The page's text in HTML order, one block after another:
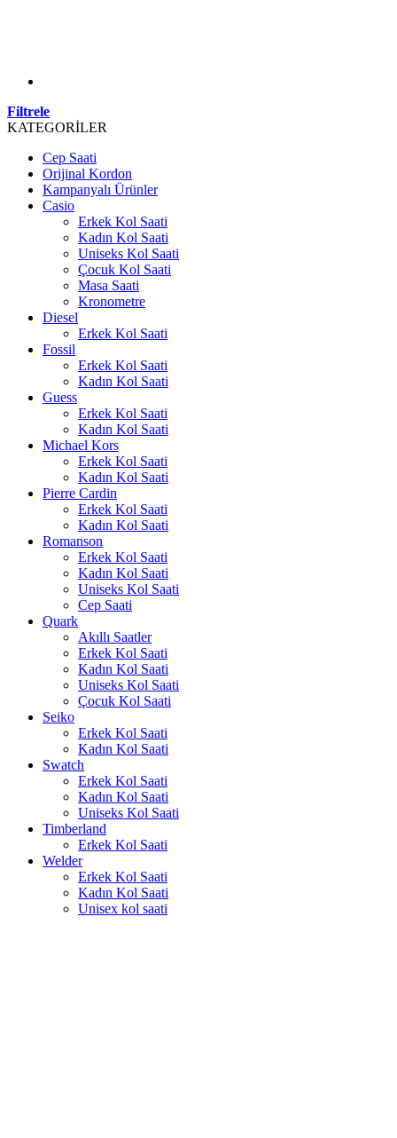
Filtrele
KATEGORİLER
Cep Saati
Orijinal Kordon
Kampanyalı Ürünler
Casio
Erkek Kol Saati
Kadın Kol Saati
Uniseks Kol Saati
Çocuk Kol Saati
Masa Saati
Kronometre
Diesel
Erkek Kol Saati
Fossil
Erkek Kol Saati
Kadın Kol Saati
Guess
Erkek Kol Saati
Kadın Kol Saati
Michael Kors
Erkek Kol Saati
Kadın Kol Saati
Pierre Cardin
Erkek Kol Saati
Kadın Kol Saati
Romanson
Erkek Kol Saati
Kadın Kol Saati
Uniseks Kol Saati
Cep Saati
Quark
Akıllı Saatler
Erkek Kol Saati
Kadın Kol Saati
Uniseks Kol Saati
Çocuk Kol Saati
Seiko
Erkek Kol Saati
Kadın Kol Saati
Swatch
Erkek Kol Saati
Kadın Kol Saati
Uniseks Kol Saati
Timberland
Erkek Kol Saati
Welder
Erkek Kol Saati
Kadın Kol Saati
Unisex kol saati